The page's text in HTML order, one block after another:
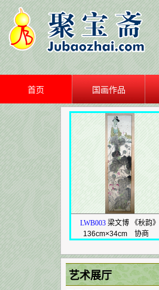
首页 国画作品
LWB003梁文博 《秋韵》
136cm×34cm 协商
艺术展厅